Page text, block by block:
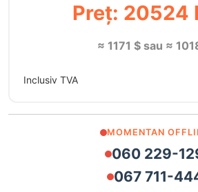
Preț: 20524
≈ 1171 $ sau ≈
Inclusiv TVA
MOMENTAN
060 229-
067 711-